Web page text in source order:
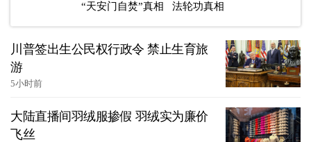
“天安门自焚”真相
法轮功真相
川普签出生公民权行政令 禁止生育旅
游
5小时前
大陆直播间羽绒服掺假 羽绒实为廉价
飞丝